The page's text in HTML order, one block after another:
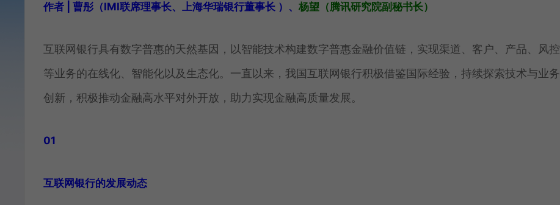
作者 | 曹彤（IMI联席理事长、上海华瑞银行董事长 ）、 杨望 （腾讯研究院副秘书长）
互联网银行具有数字普惠的天然基因，以智能技术构建数字普惠金融价值链，实现渠道、客户、产品、风控
等业务的在线化、智能化以及生态化。一直以来，我国互联网银行积极借鉴国际经验，持续探索技术与业务
创新，积极推动金融高水平对外开放，助力实现金融高质量发展。
01
互联网银行的发展动态